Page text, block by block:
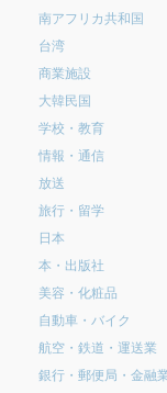
南アフリカ共和国
台湾
商業施設
大韓民国
学校・教育
情報・通信
放送
旅行・留学
日本
本・出版社
美容・化粧品
自動車・バイク
航空・鉄道・運送業
銀行・郵便局・金融